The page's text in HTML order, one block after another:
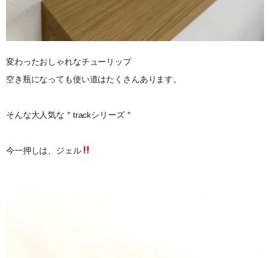
変わったおしゃれなチューリップ
空き瓶になっても使い道はたくさんあります。
そんな大人気な＂trackシリーズ＂
今一押しは、ジェル